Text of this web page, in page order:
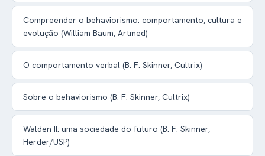
Compreender o behaviorismo: comportamento, cultura e
evolução (William Baum, Artmed)
O comportamento verbal (B. F. Skinner, Cultrix)
Sobre o behaviorismo (B. F. Skinner, Cultrix)
Walden II: uma sociedade do futuro (B. F. Skinner,
Herder/USP)